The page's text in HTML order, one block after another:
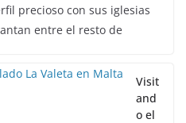
precioso con sus iglesias
entre el resto de
Visit
and
o el